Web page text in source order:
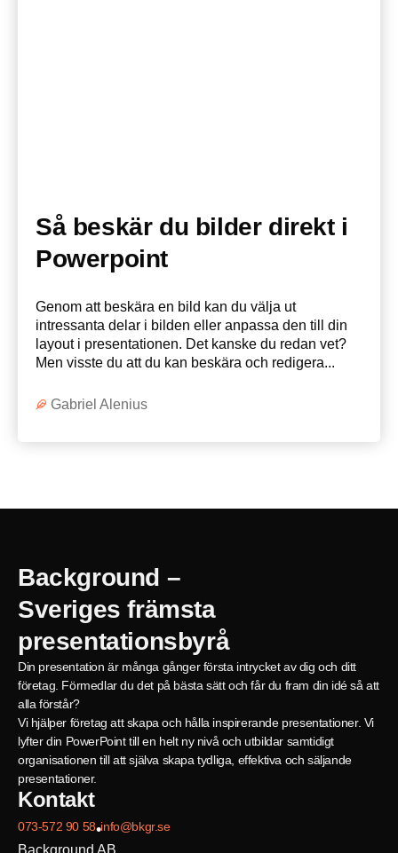
Så beskär du bilder direkt i
Powerpoint
Genom att beskära en bild kan du välja ut
intressanta delar i bilden eller anpassa den till din
layout i presentationen. Det kanske du redan vet?
Men visste du att du kan beskära och redigera...
Gabriel Alenius
Background –
Sveriges främsta
presentationsbyrå
Din presentation är många gånger första intrycket av dig och ditt
företag. Förmedlar du det på bästa sätt och får du fram din idé så att
alla förstår?
Vi hjälper företag att skapa och hålla inspirerande presentationer. Vi
lyfter din PowerPoint till en helt ny nivå och utbildar samtidigt
organisationen till att själva skapa tydliga, effektiva och säljande
presentationer.
Kontakt
073-572 90 58•info@bkgr.se
Background AB